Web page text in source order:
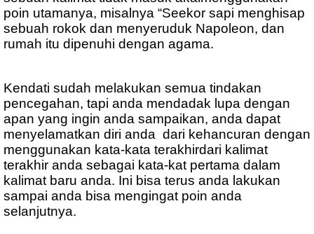
poin utamanya, misalnya “Seekor sapi menghisap
sebuah rokok dan menyeruduk Napoleon, dan
rumah itu dipenuhi dengan agama.
Kendati sudah melakukan semua tindakan
pencegahan, tapi anda mendadak lupa dengan
apan yang ingin anda sampaikan, anda dapat
menyelamatkan diri anda dari kehancuran dengan
menggunakan kata-kata terakhirdari kalimat
terakhir anda sebagai kata-kat pertama dalam
kalimat baru anda. Ini bisa terus anda lakukan
sampai anda bisa mengingat poin anda
selanjutnya.